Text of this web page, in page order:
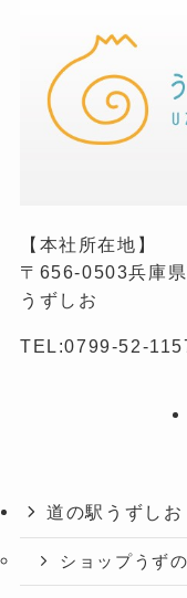
【本社所在地】
〒656-0503兵庫
うずしお
TEL:0799-52-
道の駅うずしお
ショップうず